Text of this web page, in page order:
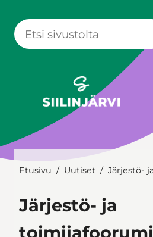
sisältöön
Etusivu Uutiset Järjestö-
Järjestö- ja
toimijafoorumi